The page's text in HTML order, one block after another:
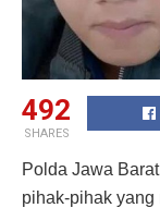
492
SHARES
Polda Jawa
pihak-pihak yang